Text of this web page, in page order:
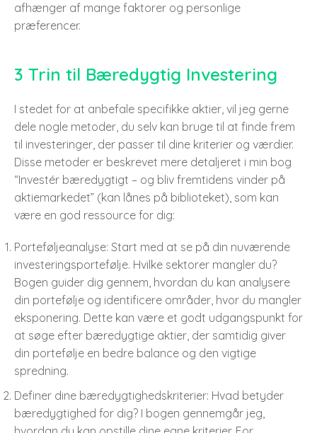
afhænger af mange faktorer og personlige
præferencer.
3 Trin til Bæredygtig Investering
I stedet for at anbefale specifikke aktier, vil jeg gerne
dele nogle metoder, du selv kan bruge til at finde frem
til investeringer, der passer til dine kriterier og værdier.
Disse metoder er beskrevet mere detaljeret i min bog
“Investér bæredygtigt – og bliv fremtidens vinder på
aktiemarkedet” (kan lånes på biblioteket), som kan
være en god ressource for dig:
Porteføljeanalyse: Start med at se på din nuværende
investeringsportefølje. Hvilke sektorer mangler du?
Bogen guider dig gennem, hvordan du kan analysere
din portefølje og identificere områder, hvor du mangler
eksponering. Dette kan være et godt udgangspunkt for
at søge efter bæredygtige aktier, der samtidig giver
din portefølje en bedre balance og den vigtige
spredning.
Definer dine bæredygtighedskriterier: Hvad betyder
bæredygtighed for dig? I bogen gennemgår jeg,